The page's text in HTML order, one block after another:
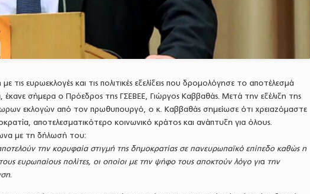
τις ευρωεκλογές και τις πολιτικές εξελίξεις που δρομολόγησε το αποτέλεσμά
έκανε σήμερα ο Πρόεδρος της ΓΣΕΒΕΕ, Γιώργος Καββαθάς. Μετά την εξέλιξη της
εκλογών από τον πρωθυπουργό, ο κ. Καββαθάς σημείωσε ότι χρειαζόμαστε
αποτελεσματικότερο κοινωνικό κράτος και ανάπτυξη για όλους.
με τη δήλωσή του:
την κορυφαία στιγμή της δημοκρατίας σε πανευρωπαϊκό επίπεδο καθώς η
ευρωπαίους πολίτες, οι οποίοι με την ψήφο τους αποκτούν λόγο για την
.